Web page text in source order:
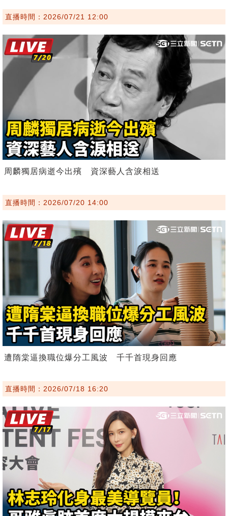
直播時間：2026/07/21 12:00
周麟獨居病逝今出殯 資深藝人含淚相送
直播時間：2026/07/20 14:00
遭隋棠逼換職位爆分工風波 千千首現身回應
直播時間：2026/07/18 16:20